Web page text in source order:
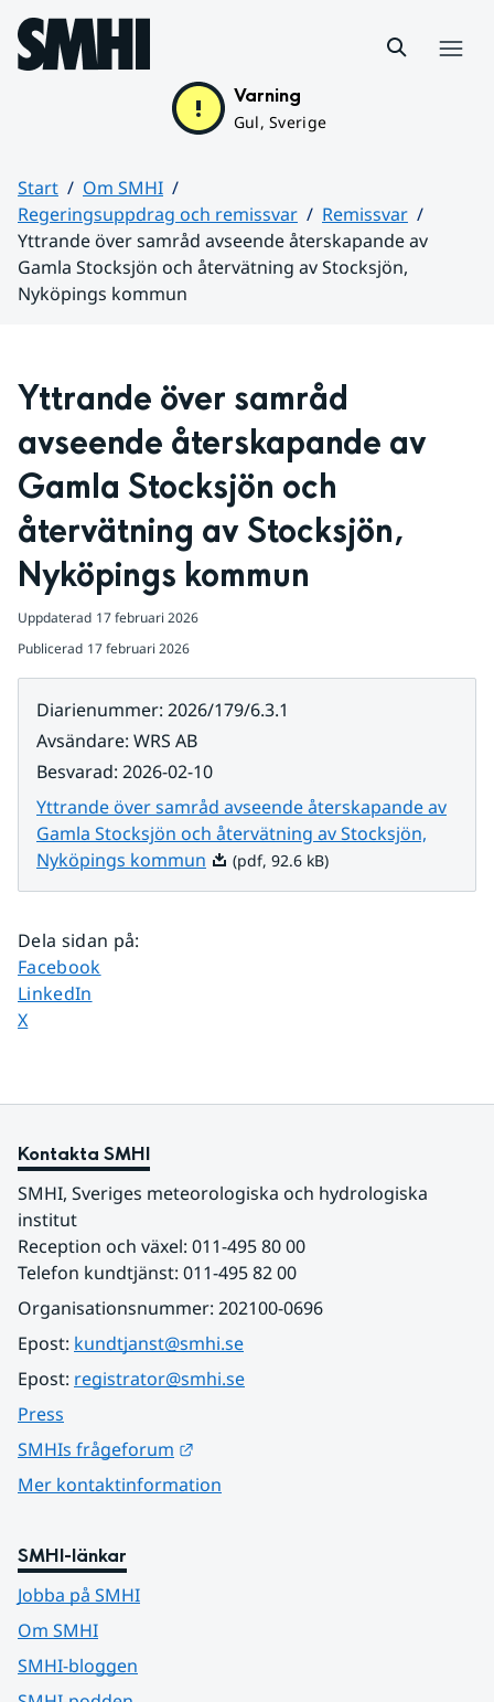
Hoppa till sidans innehåll
Varning
Gul, Sverige
Start
Om SMHI
Regeringsuppdrag och remissvar
Remissvar
Yttrande över samråd avseende återskapande av
Gamla Stocksjön och återvätning av Stocksjön,
Nyköpings kommun
Yttrande över samråd
avseende återskapande av
Gamla Stocksjön och
återvätning av Stocksjön,
Nyköpings kommun
Uppdaterad 17 februari 2026
Publicerad 17 februari 2026
Diarienummer: 2026/179/6.3.1
Avsändare: WRS AB
Besvarad: 2026-02-10
Yttrande över samråd avseende återskapande av
Gamla Stocksjön och återvätning av Stocksjön,
Nyköpings kommun Pdf, 92.6 kB.
(pdf, 92.6 kB)
Dela sidan på:
Dela sidan på
Facebook
Dela sidan på
LinkedIn
Dela sidan på
X
Kontakta SMHI
SMHI, Sveriges meteorologiska och hydrologiska
institut
Reception och växel: 011-495 80 00
Telefon kundtjänst: 011-495 82 00
Organisationsnummer: 202100-0696
Epost: kundtjanst@smhi.se
Epost: registrator@smhi.se
Press
SMHIs frågeforum
Mer kontaktinformation
SMHI-länkar
Jobba på SMHI
Om SMHI
SMHI-bloggen